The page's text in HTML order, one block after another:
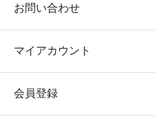
お問い合わせ
マイアカウント
会員登録